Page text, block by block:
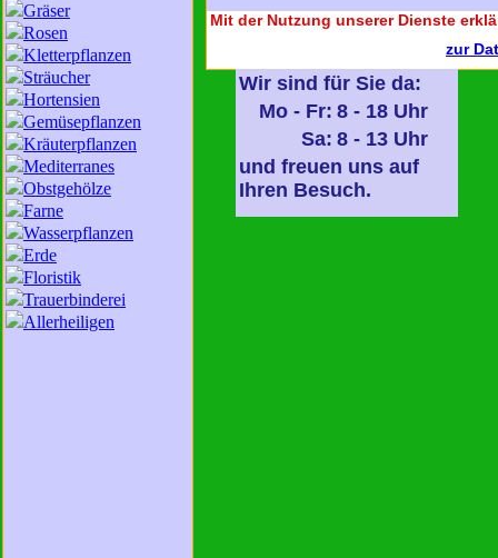
Gräser
Rosen
Kletterpflanzen
Sträucher
Hortensien
Gemüsepflanzen
Kräuterpflanzen
Mediterranes
Obstgehölze
Farne
Wasserpflanzen
Erde
Floristik
Trauerbinderei
Allerheiligen
Wir sind für Sie da:
Mo - Fr: 8 - 18 Uhr
Sa: 8 - 13 Uhr
und freuen uns auf
Ihren Besuch.
Mit der Nutzung unserer Dienste
zur